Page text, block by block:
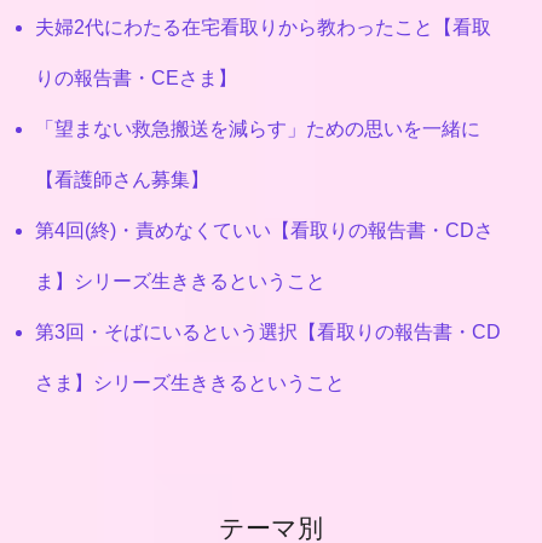
夫婦2代にわたる在宅看取りから教わったこと【看取
りの報告書・CEさま】
「望まない救急搬送を減らす」ための思いを一緒に
【看護師さん募集】
第4回(終)・責めなくていい【看取りの報告書・CDさ
ま】シリーズ生ききるということ
第3回・そばにいるという選択【看取りの報告書・CD
さま】シリーズ生ききるということ
テーマ別